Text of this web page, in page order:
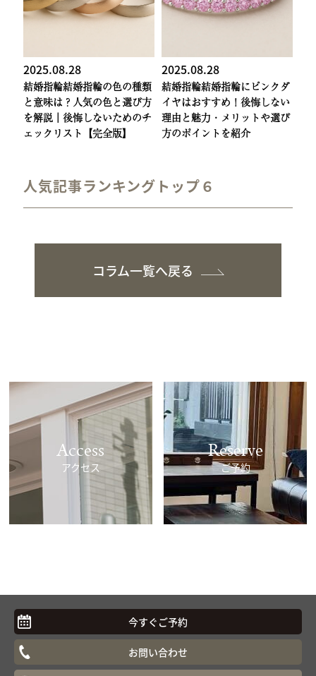
2025.08.28
結婚指輪結婚指輪の色の種類
と意味は？人気の色と選び方
を解説｜後悔しないためのチ
ェックリスト【完全版】
2025.08.28
結婚指輪結婚指輪にピンクダ
イヤはおすすめ！後悔しない
理由と魅力・メリットや選び
方のポイントを紹介
人気記事ランキングトップ６
コラム一覧へ戻る
Access
アクセス
Reserve
ご予約
今すぐご予約
お問い合わせ